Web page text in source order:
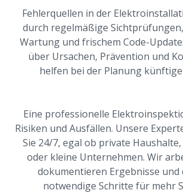
Fehlerquellen in der
durch regelmäßige
Wartung und frischem Code-
über Ursachen, Prävention und
helfen bei der Planung
Eine professionelle
Risiken und Ausfällen. Unsere
Sie 24/7, egal ob private
oder kleine Unternehmen. Wir
dokumentieren Ergebnisse und
notwendige Schritte für mehr